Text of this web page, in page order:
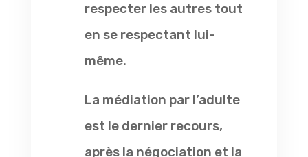
respecter les autres tout
en se respectant lui-
même.
La médiation par l’adulte
est le dernier recours,
après la négociation et la